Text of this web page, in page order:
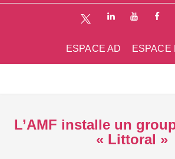
ESPACE
ESPACE AD
L’AMF installe un
« Littoral »